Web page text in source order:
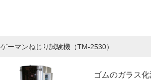
ゲーマンねじり試験機（TM-2530）
ゴムのガラス